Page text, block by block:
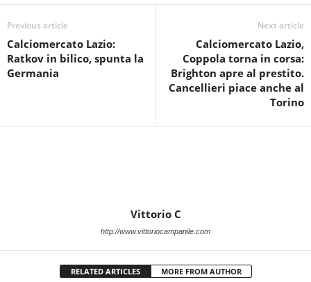
Previous article
Calciomercato Lazio:
Ratkov in bilico, spunta la
Germania
Next article
Calciomercato Lazio,
Coppola torna in corsa:
Brighton apre al prestito.
Cancellieri piace anche al
Torino
Vittorio C
http://www.vittoriocampanile.com
RELATED ARTICLES MORE FROM AUTHOR